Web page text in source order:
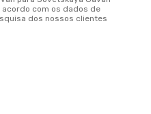
acordo com os dados de
dos nossos clientes